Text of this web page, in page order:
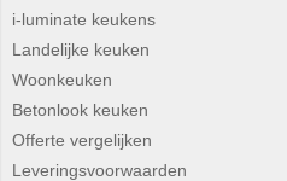
i-luminate keukens
Landelijke keuken
Woonkeuken
Betonlook keuken
Offerte vergelijken
Leveringsvoorwaarden